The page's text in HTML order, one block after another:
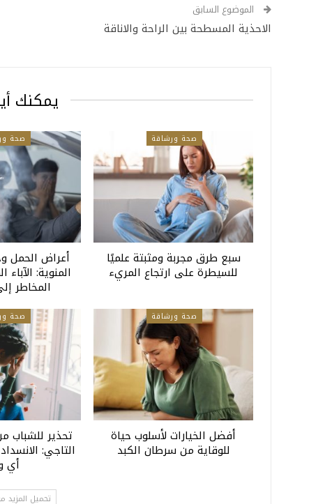
الموضوع السابق
الاحذية المسطحة بين الراحة والاناقة
يمكنك
صحة ورشاقة
سبع طرق مجربة ومثبتة علميًا
للسيطرة على ارتجاع المريء
صحة
أعراض الحمل
المنوية:
المخاطر
صحة ورشاقة
أفضل الخيارات لأسلوب حياة
للوقاية من سرطان الكبد
صحة
تحذير للشباب
التاجي:
أي
تحميل المزيد